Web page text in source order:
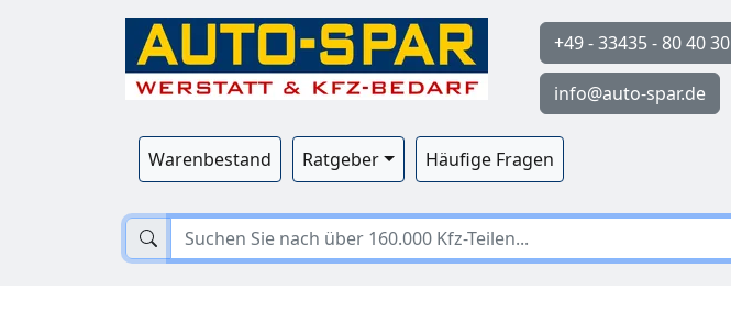
+49 - 33435 - 80 40 30
info@auto-spar.de
Warenbestand Ratgeber Häufige Fragen